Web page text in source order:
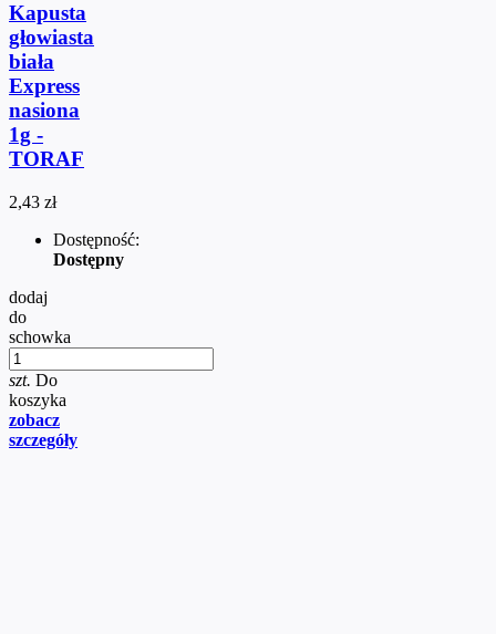
Kapusta
głowiasta
biała
Express
nasiona
1g -
TORAF
2,43 zł
Dostępność:
Dostępny
dodaj
do
schowka
szt. Do
koszyka
zobacz
szczegóły